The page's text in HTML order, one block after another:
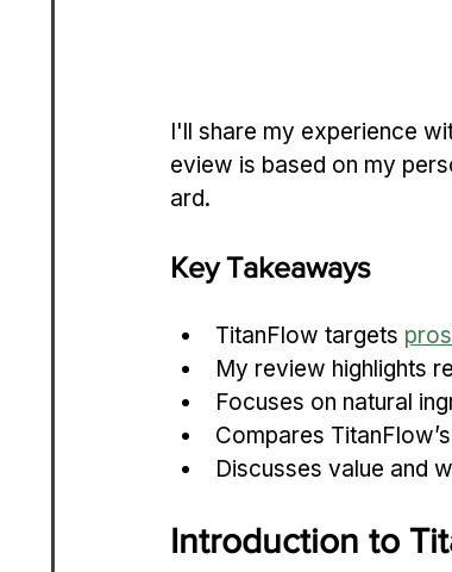
I'll share my experience
eview is based on my
ard.
Key Takeaways
TitanFlow targets
My review highlights
Focuses on natural
Compares
Discusses value and
Introduction to